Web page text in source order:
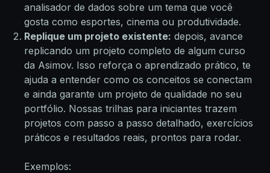
analisador de dados sobre um tema que você
gosta como esportes, cinema ou produtividade.
Replique um projeto existente: depois, avance
replicando um projeto completo de algum curso
da Asimov. Isso reforça o aprendizado prático, te
ajuda a entender como os conceitos se conectam
e ainda garante um projeto de qualidade no seu
portfólio. Nossas trilhas para iniciantes trazem
projetos com passo a passo detalhado, exercícios
práticos e resultados reais, prontos para rodar.
Exemplos: